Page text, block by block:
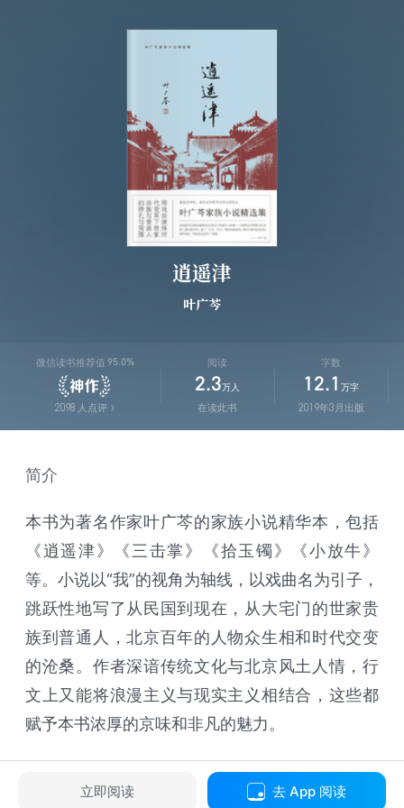
逍遥津
叶广芩
微信读书推荐值 95.0%
2098 人点评
阅读
2.3 万人
在读此书
字数
12.1 万字
2019年3月出版
简介
本书为著名作家叶广芩的家族小说精华本，包括
《逍遥津》《三击掌》《拾玉镯》《小放牛》
等。小说以“我”的视角为轴线，以戏曲名为引子，
跳跃性地写了从民国到现在，从大宅门的世家贵
族到普通人，北京百年的人物众生相和时代交变
的沧桑。作者深谙传统文化与北京风土人情，行
文上又能将浪漫主义与现实主义相结合，这些都
赋予本书浓厚的京味和非凡的魅力。
立即阅读 去 App 阅读